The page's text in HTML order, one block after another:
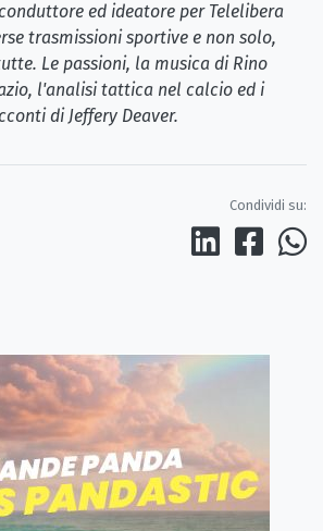
ed ideatore per Telelibera
trasmissioni sportive e non solo,
Le passioni, la musica di Rino
l'analisi tattica nel calcio ed i
di Jeffery Deaver.
Condividi su: